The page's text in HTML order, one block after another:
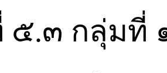
๕.๓ กลุ่มที่